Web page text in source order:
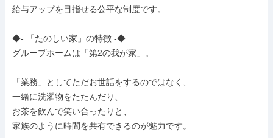
給与アップを目指せる公平な制度です。
◆- 「たのしい家」の特徴 -◆
グループホームは「第2の我が家」。
「業務」としてただお世話をするのではなく、
一緒に洗濯物をたたんだり、
お茶を飲んで笑い合ったりと、
家族のように時間を共有できるのが魅力です。